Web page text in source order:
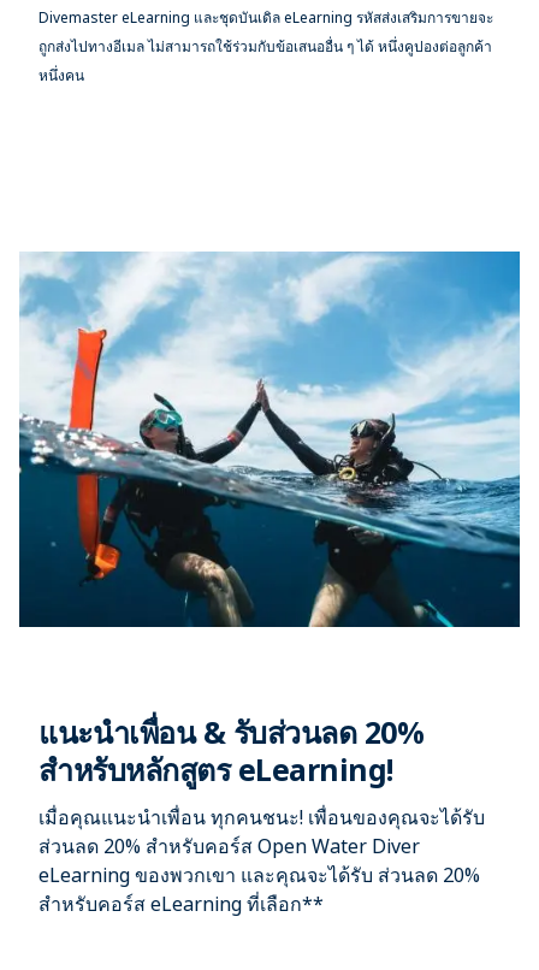
Divemaster eLearning และชุดบันเดิล eLearning รหัสส่งเสริมการขายจะ
ถูกส่งไปทางอีเมล ไม่สามารถใช้ร่วมกับข้อเสนออื่น ๆ ได้ หนึ่งคูปองต่อลูกค้า
หนึ่งคน
แนะนำเพื่อน & รับส่วนลด 20%
สำหรับหลักสูตร eLearning!
เมื่อคุณแนะนำเพื่อน ทุกคนชนะ! เพื่อนของคุณจะได้รับ
ส่วนลด 20% สำหรับคอร์สOpen Water Diver
eLearningของพวกเขา และคุณจะได้รับ ส่วนลด 20%
สำหรับคอร์ส eLearning ที่เลือก**